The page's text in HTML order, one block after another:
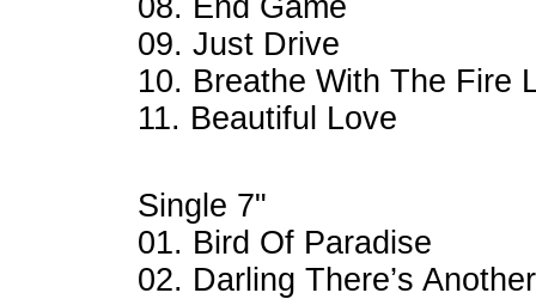
08. End Game
09. Just Drive
10. Breathe With The Fire
11. Beautiful Love
Single 7"
01. Bird Of Paradise
02. Darling There’s